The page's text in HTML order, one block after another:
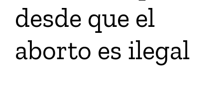
Media
Tienda Virtual
desde que el
aborto es ilegal